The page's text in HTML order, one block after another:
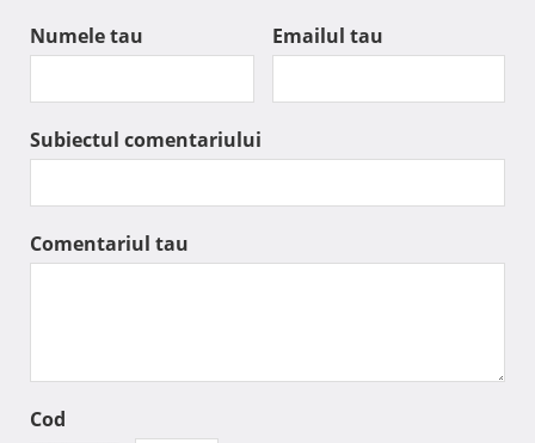
Numele tau Emailul tau
Subiectul comentariului
Comentariul tau
Cod